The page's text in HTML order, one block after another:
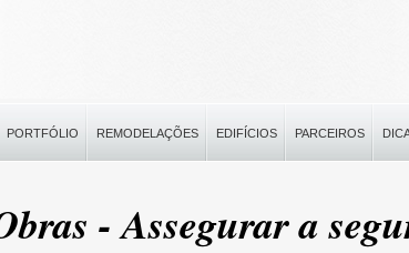
PORTFÓLIO REMODELAÇÕES EDIFÍCIOS PARCEIROS
- Assegurar a